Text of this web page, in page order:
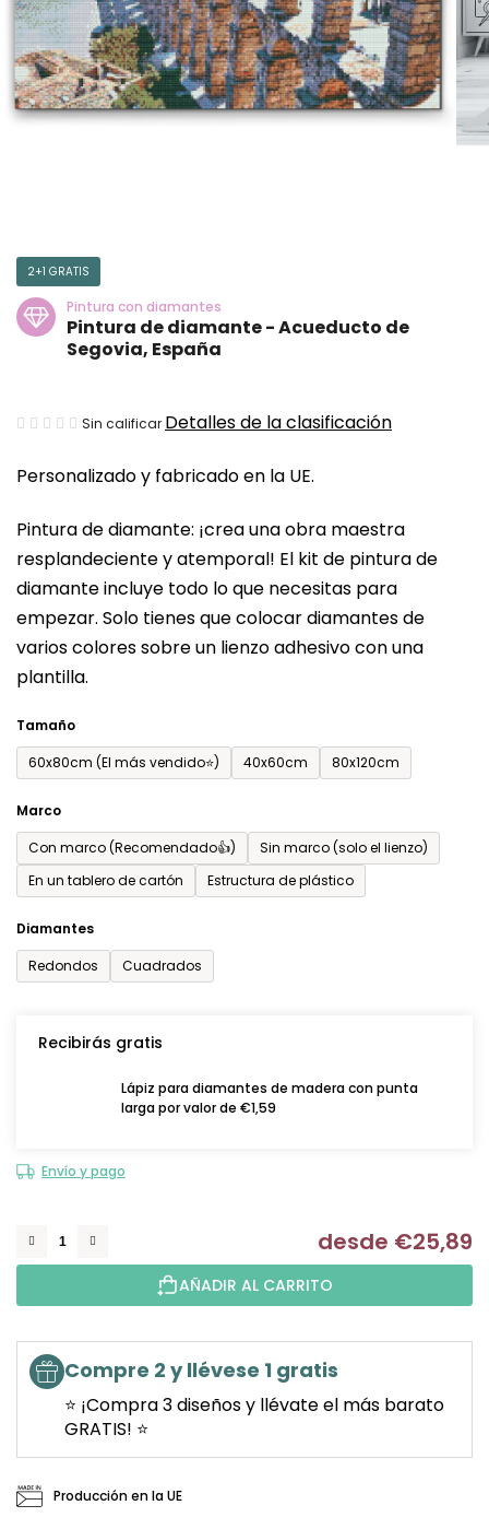
Personalizado y fabricado en la UE.
Pintura de diamante: ¡crea una obra maestra
resplandeciente y atemporal! El kit de pintura de
diamante incluye todo lo que necesitas para
empezar. Solo tienes que colocar diamantes de
varios colores sobre un lienzo adhesivo con una
plantilla.
Tamaño
60x80cm (El más vendido⭐)
40x60cm 80x120cm
Marco
Con marco (Recomendado👍)
Sin marco (solo el lienzo)
En un tablero de cartón
Estructura de plástico
Diamantes
Redondos
Cuadrados
Recibirás gratis
Lápiz para diamantes de madera con punta
larga por valor de €1,59
Envío y pago
desde €25,89
AÑADIR AL CARRITO
Compre 2 y llévese 1 gratis
⭐ ¡Compra 3 diseños y llévate el más barato
GRATIS! ⭐
Producción en la UE
2+1 GRATIS
Pintura con diamantes
Pintura de diamante - Acueducto de
Segovia, España
La
media
producto
es
de
0,0
sobre
5
Sin calificar Detalles de la clasificación